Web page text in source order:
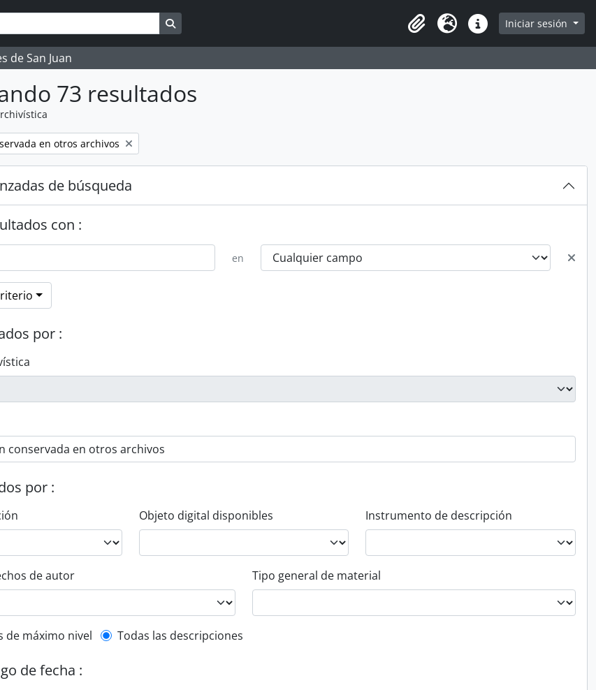
Search in browse page
Portapapeles
Idioma Enlaces rápidos
Iniciar sesión
de San Juan
73 resultados
en otros archivos
de búsqueda
con :
en
por :
por :
Objeto digital disponibles Instrumento de descripción
de autor Tipo general de material
filter
de máximo nivel Todas las descripciones
de fecha :